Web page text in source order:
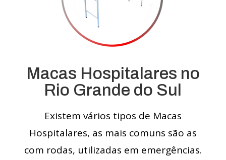
Macas Hospitalares no
Rio Grande do Sul
Existem vários tipos de Macas
Hospitalares, as mais comuns são as
com rodas, utilizadas em emergências.